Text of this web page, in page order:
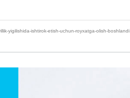
yigilishida-ishtirok-etish-uchun-royxatga-olish-boshlandi